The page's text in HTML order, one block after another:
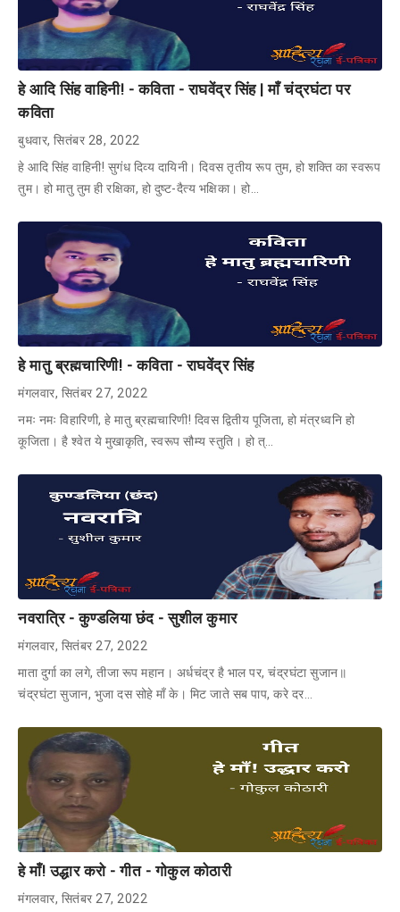
हे आदि सिंह वाहिनी! - कविता - राघवेंद्र सिंह | माँ चंद्रघंटा पर
कविता
बुधवार, सितंबर 28, 2022
हे आदि सिंह वाहिनी! सुगंध दिव्य दायिनी। दिवस तृतीय रूप तुम, हो शक्ति का स्वरूप
तुम। हो मातु तुम ही रक्षिका, हो दुष्ट-दैत्य भक्षिका। हो…
हे मातु ब्रह्मचारिणी! - कविता - राघवेंद्र सिंह
मंगलवार, सितंबर 27, 2022
नमः नमः विहारिणी, हे मातु ब्रह्मचारिणी! दिवस द्वितीय पूजिता, हो मंत्रध्वनि हो
कूजिता। है श्वेत ये मुखाकृति, स्वरूप सौम्य स्तुति। हो त्…
नवरात्रि - कुण्डलिया छंद - सुशील कुमार
मंगलवार, सितंबर 27, 2022
माता दुर्गा का लगे, तीजा रूप महान। अर्धचंद्र है भाल पर, चंद्रघंटा सुजान॥
चंद्रघंटा सुजान, भुजा दस सोहे माँ के। मिट जाते सब पाप, करे दर…
हे माँ! उद्धार करो - गीत - गोकुल कोठारी
मंगलवार, सितंबर 27, 2022